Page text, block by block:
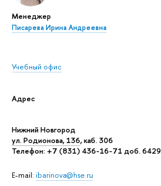
Менеджер
Писарева Ирина Андреевна
Учебный офис
Адрес
Нижний Новгород
ул. Родионова, 136, каб. 306
Телефон: +7 (831) 436-16-71 доб. 6429
E-mail: ibarinova@hse.ru